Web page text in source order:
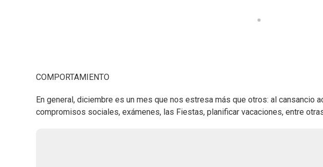
COMPORTAMIENTO
En general, diciembre es un mes que nos estresa más que otros: al cansancio
compromisos sociales, exámenes, las Fiestas, planificar vacaciones, entre